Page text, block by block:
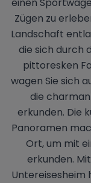
Zügen zu
Landschaft
die sich durch
pittoresken
wagen Sie sich
die
erkunden. Die
Panoramen
Ort, um mit
erkunden.
Untereisesheim